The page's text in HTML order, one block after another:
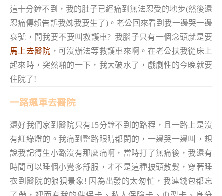
這十分鐘不到，我的肚子已經痛到無法忍受的地步(然後還
忍痛傳賴告訴我姊我要生了)。老公回來看到我一邊哭一邊
哀號，問我要不要叫救護車? 我腦子只有一個念頭就是要
馬上去醫院 ，可沒辦法等救護車來啊。在老公扶我從床上
起來時，突然啪的一下，我大破水了，戲劇性的今晚就要
住院了!
一路飆車去醫院
還好我們家到醫院只有15分鐘不到的路程，且一路上是沒
有紅綠燈的。我痛到整路眼睛都閉的，一邊哭一邊叫，想
說我記得生小潞沒有那麼痛啊，當時打了無痛後，我還有
時間可以睡個小覺多舒服，才不是這種披頭散髮，穿著睡
衣到醫院的狼狽景象! 因為出發的太匆忙，我連錢包都忘